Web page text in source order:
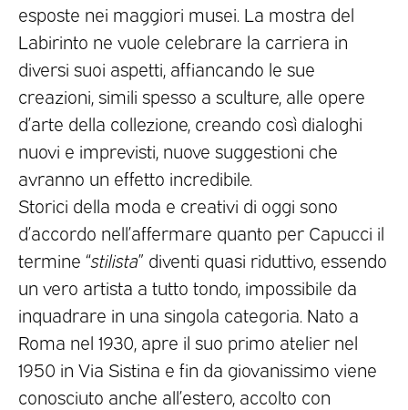
esposte nei maggiori musei. La mostra del
Labirinto ne vuole celebrare la carriera in
diversi suoi aspetti, affiancando le sue
creazioni, simili spesso a sculture, alle opere
d’arte della collezione, creando così dialoghi
nuovi e imprevisti, nuove suggestioni che
avranno un effetto incredibile.
Storici della moda e creativi di oggi sono
d’accordo nell’affermare quanto per Capucci il
termine “stilista” diventi quasi riduttivo, essendo
un vero artista a tutto tondo, impossibile da
inquadrare in una singola categoria. Nato a
Roma nel 1930, apre il suo primo atelier nel
1950 in Via Sistina e fin da giovanissimo viene
conosciuto anche all’estero, accolto con